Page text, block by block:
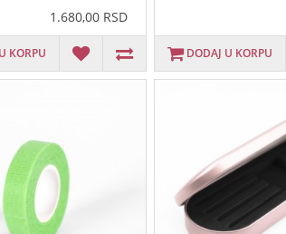
1.680,00 RSD
KORPU DODAJ U KORPU